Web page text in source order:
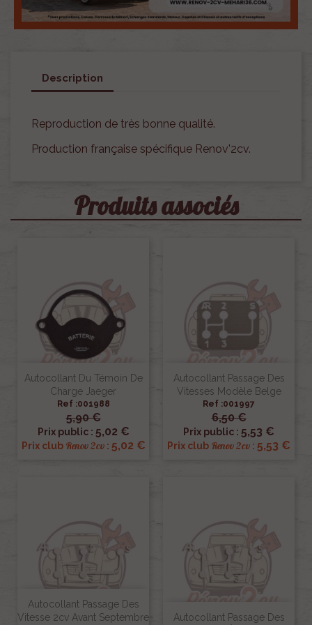
Description
Reproduction de très bonne qualité.
Production française spécifique Renov'2cv.
Produits associés
Autocollant Du Témoin De
Charge Jaeger
Ref :001988
5,90 €
Prix public : 5,02 €
Prix club Renov 2cv: 5,02 €
Autocollant Passage Des
Vitesses Modèle Belge
Ref :001997
6,50 €
Prix public : 5,53 €
Prix club Renov 2cv : 5,53 €
Autocollant Passage Des
Vitesse 2cv Avant Septembre
Autocollant Passage Des